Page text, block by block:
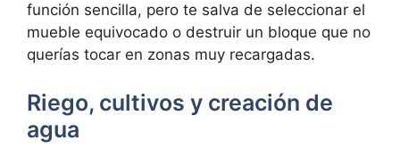
función sencilla, pero te salva de seleccionar el
mueble equivocado o destruir un bloque que no
querías tocar en zonas muy recargadas.
Riego, cultivos y creación de
agua